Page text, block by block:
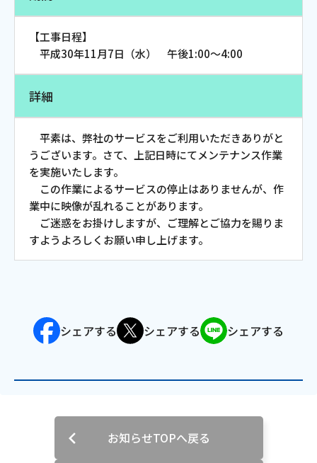
対応エリア よくあるご質問
Webメール
【工事日程】
平成30年11月7日（水） 午後1:00～4:00
詳細
平素は、弊社のサービスをご利用いただきありがと
うございます。さて、上記日時にてメンテナンス作業
を実施いたします。
この作業によるサービスの停止はありませんが、作
業中に映像が乱れることがあります。
ご迷惑をお掛けしますが、ご理解とご協力を賜りま
すようよろしくお願い申し上げます。
シェアする シェアする シェアする
お知らせTOPへ戻る